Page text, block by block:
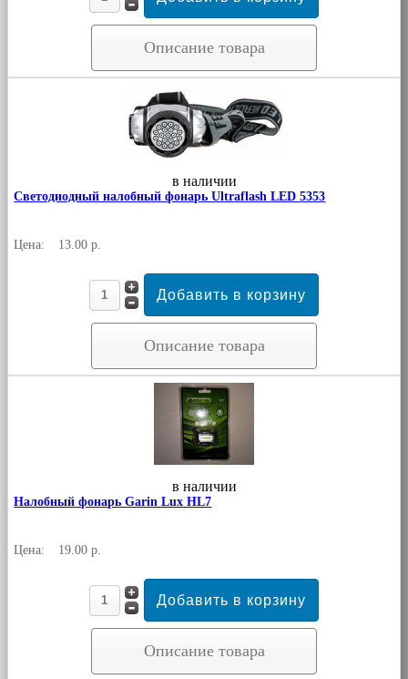
Описание товара
в наличии
Светодиодный налобный фонарь Ultraflash LED 5353
Цена: 13.00 р.
Описание товара
в наличии
Налобный фонарь Garin Lux HL7
Цена: 19.00 р.
Описание товара